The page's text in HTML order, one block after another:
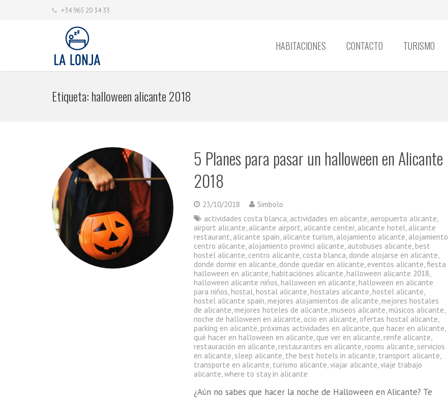
+34 965 20 34 33
HABITACIONES CONTACTO TURISMO
Etiqueta:halloween alicante 2018
5 Planes para pasar un halloween en Alicante
2018
23/10/2018
Simbolo
actividades costa blanca, actividades en alicante, aeropuerto alicante,
airport alicante, alicante airport, alicante center, alicante hotel, alicante
restaurant, alicante spain, alicante turism, alojamiento alicante, alojamiento
centro alicante, alojamiento provinci alicante, autobuses alicante, best
hostel alicante, centro alicante, costa blanca, donde alojarse en alicante,
donde dormir en alicante, donde quedar en alicante, eventos alicante,fiesta
halloween en alicante, habitaciónes alicante, halloween alicante 2018,
halloween alicante niños, halloween en alicante, halloween en alicante
para niños, hostal, hostal alicante, hostales alicante, hostel alicante,
hostel alicante spain, mejores alojamientos de alicante, mejores hostales
de alicante, mejores hoteles de alicante, museos alicante, músicos alicante,
noche de halloween en alicante, ocio en alicante, ofertas hostal alicante,
parking en alicante, próximas actividades en alicante, que hacer en alicante,
qué hacer en halloween en alicante, que ver en alicante, renfe alicante,
restauración en alicante, restaurantes en alicante, rooms alicante, servicios
en alicante, sleep alicante, the best hotels in alicante, transport alicante,
transporte en alicante, turismo alicante,viajar alicante,viaje trabajo
alicante,where to stay in alicante
¿Aún no sabes que hacer la noche de Halloween en Alicante? Te